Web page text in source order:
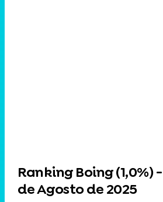
Ranking Boing (1,0%)
de Agosto de 2025